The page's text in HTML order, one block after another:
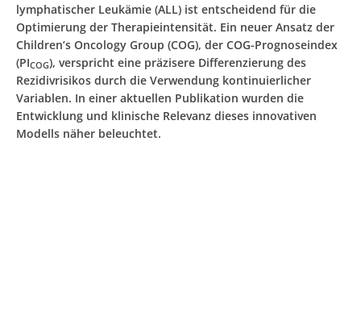
lymphatischer Leukämie (ALL) ist entscheidend für die
Optimierung der Therapieintensität. Ein neuer Ansatz der
Children’s Oncology Group (COG), der COG-Prognoseindex
(PICOG), verspricht eine präzisere Differenzierung des
Rezidivrisikos durch die Verwendung kontinuierlicher
Variablen. In einer aktuellen Publikation wurden die
Entwicklung und klinische Relevanz dieses innovativen
Modells näher beleuchtet.